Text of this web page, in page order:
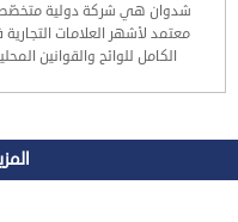
شدوان هي شركة دولية
معتمد لأشهر العلامات
الكامل للوائح والقوانين